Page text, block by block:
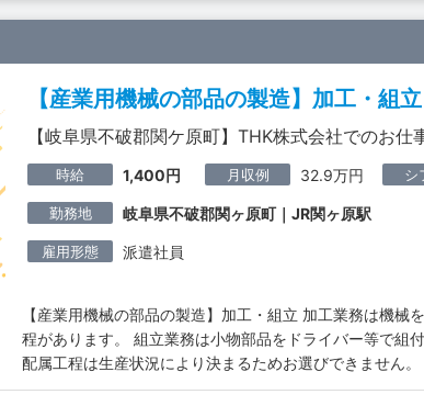
【産業用機械の部品の製造】加工・組立
【岐阜県不破郡関ケ原町】THK株式会社でのお仕
時給 1,400円 月収例 32.9万円 シ
勤務地 岐阜県不破郡関ヶ原町｜JR関ヶ原駅
雇用形態 派遣社員
【産業用機械の部品の製造】加工・組立 加工業務は機
程があります。 組立業務は小物部品をドライバー等で組
配属工程は生産状況により決まるためお選びできません。